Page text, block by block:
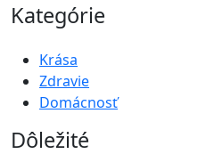
Kategórie
Krása
Zdravie
Domácnosť
Dôležité